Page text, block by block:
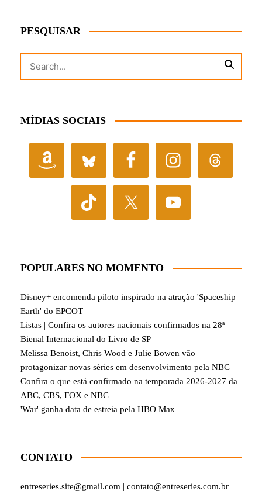
PESQUISAR
MÍDIAS SOCIAIS
POPULARES NO MOMENTO
Disney+ encomenda piloto inspirado na atração 'Spaceship
Earth' do EPCOT
Listas | Confira os autores nacionais confirmados na 28ª
Bienal Internacional do Livro de SP
Melissa Benoist, Chris Wood e Julie Bowen vão
protagonizar novas séries em desenvolvimento pela NBC
Confira o que está confirmado na temporada 2026-2027 da
ABC, CBS, FOX e NBC
'War' ganha data de estreia pela HBO Max
CONTATO
entreseries.site@gmail.com | contato@entreseries.com.br